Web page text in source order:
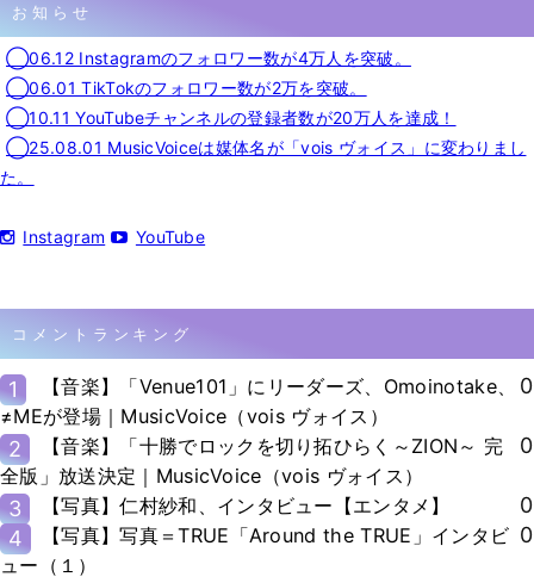
お知らせ
◯06.12 Instagramのフォロワー数が4万人を突破。
◯06.01 TikTokのフォロワー数が2万を突破。
◯10.11 YouTubeチャンネルの登録者数が20万人を達成！
◯25.08.01 MusicVoiceは媒体名が「vois ヴォイス」に変わりまし
た。
Instagram YouTube
コメントランキング
1
【音楽】「Venue101」にリーダーズ、Omoinotake、
≠MEが登場｜MusicVoice（vois ヴォイス）
0
2
【音楽】「十勝でロックを切り拓ひらく～ZION～ 完
全版」放送決定｜MusicVoice（vois ヴォイス）
0
3 【写真】仁村紗和、インタビュー【エンタメ】
0
4
【写真】写真＝TRUE「Around the TRUE」インタビ
ュー（１）
0